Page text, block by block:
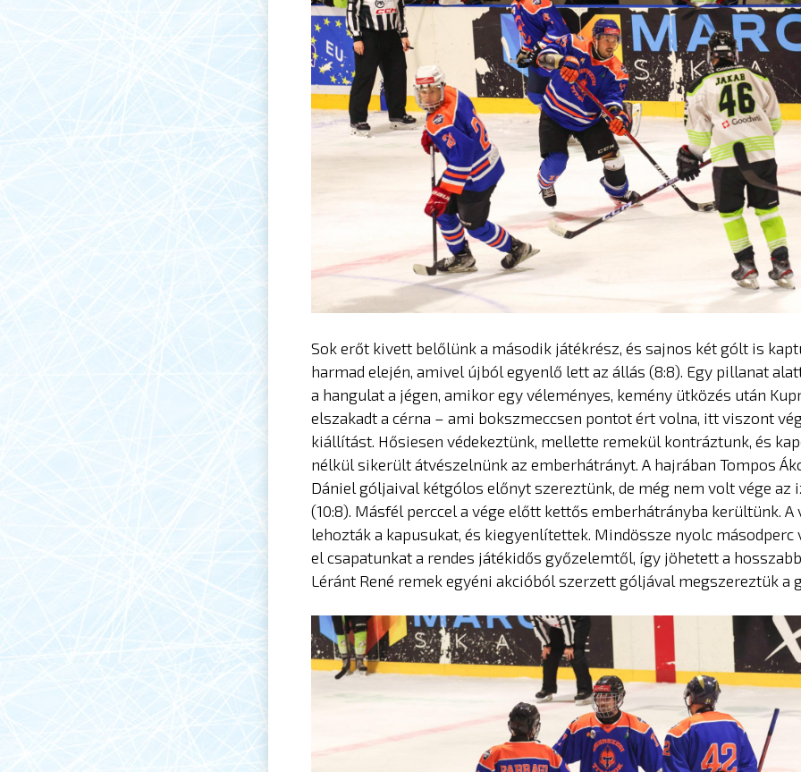
Sok erőt kivett belőlünk a második játékrész, és sajnos két gólt is
harmad elején, amivel újból egyenlő lett az állás (8:8). Egy pillanat
a hangulat a jégen, amikor egy véleményes, kemény ütközés után
elszakadt a cérna – ami bokszmeccsen pontot ért volna, itt viszont
kiállítást. Hősiesen védekeztünk, mellette remekül kontráztunk, és
nélkül sikerült átvészelnünk az emberhátrányt. A hajrában Tompos
Dániel góljaival kétgólos előnyt szereztünk, de még nem volt vége az
(10:8). Másfél perccel a vége előtt kettős emberhátrányba kerültünk. A
lehozták a kapusukat, és kiegyenlítettek. Mindössze nyolc másodperc
el csapatunkat a rendes játékidős győzelemtől, így jöhetett a
Léránt René remek egyéni akcióból szerzett góljával megszereztük a